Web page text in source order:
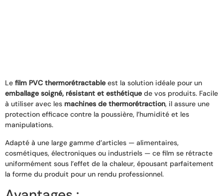
Le film PVC thermorétractable est la solution idéale pour un
emballage soigné, résistant et esthétique de vos produits. Facile
à utiliser avec les machines de thermorétraction, il assure une
protection efficace contre la poussière, l’humidité et les
manipulations.
Adapté à une large gamme d’articles — alimentaires,
cosmétiques, électroniques ou industriels — ce film se rétracte
uniformément sous l’effet de la chaleur, épousant parfaitement
la forme du produit pour un rendu professionnel.